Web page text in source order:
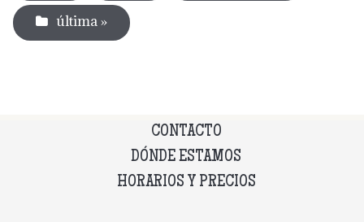
última »
CONTACTO
DÓNDE ESTAMOS
HORARIOS Y PRECIOS